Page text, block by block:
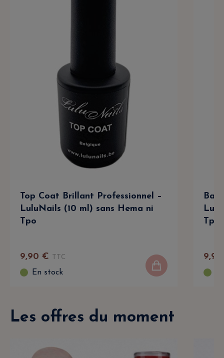
Top Coat Brillant Professionnel –
LuluNails (10 ml) sans Hema ni
Tpo
9,90 € TTC
En stock
Tpo
9,90
Les offres du moment